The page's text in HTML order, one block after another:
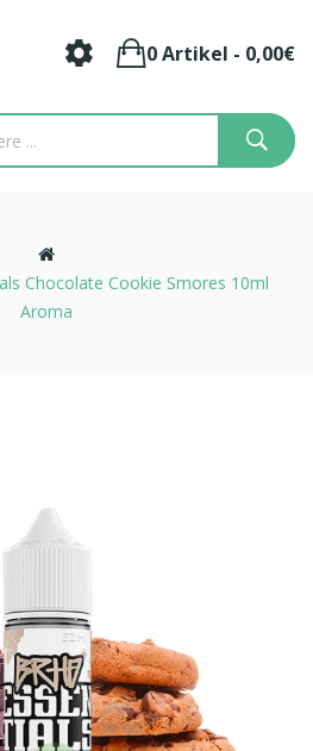
0 Artikel - 0,00€
Chocolate Cookie Smores 10ml
Aroma